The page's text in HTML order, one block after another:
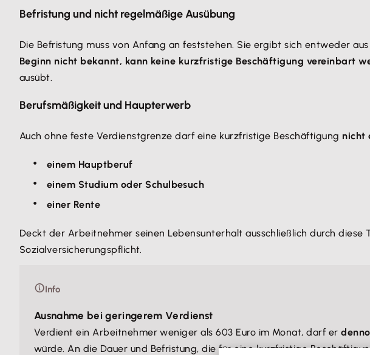
Befristung und nicht regelmäßige Ausübung
Die Befristung muss von Anfang an feststehen. Sie ergibt sich entweder
Beginn nicht bekannt, kann keine kurzfristige Beschäftigung vereinbart
ausübt.
Berufsmäßigkeit und Haupterwerb
Auch ohne feste Verdienstgrenze darf eine kurzfristige Beschäftigung nicht
einem Hauptberuf
einem Studium oder Schulbesuch
einer Rente
Deckt der Arbeitnehmer seinen Lebensunterhalt ausschließlich durch
Sozialversicherungspflicht.
Info
Ausnahme bei geringerem Verdienst
Verdient ein Arbeitnehmer weniger als 603 Euro im Monat, darf er
würde. An die Dauer und Befristung, die für eine kurzfristige